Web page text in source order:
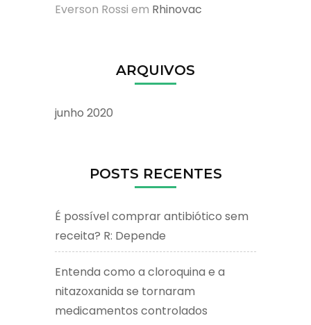
Everson Rossi em Rhinovac
ARQUIVOS
junho 2020
POSTS RECENTES
É possível comprar antibiótico sem
receita? R: Depende
Entenda como a cloroquina e a
nitazoxanida se tornaram
medicamentos controlados